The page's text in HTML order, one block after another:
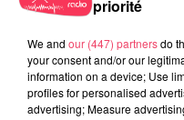
priorité
We and our (447) partnersdo
your consent and/or our
information on a device; Use
profiles for personalised
advertising; Measure